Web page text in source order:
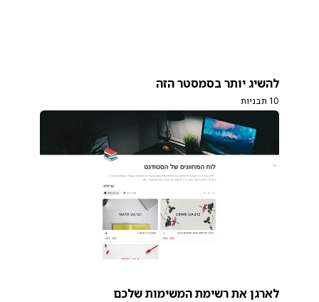
להשיג יותר בסמסטר הזה
10 תבניות
לארגן את רשימת המשימות שלכם